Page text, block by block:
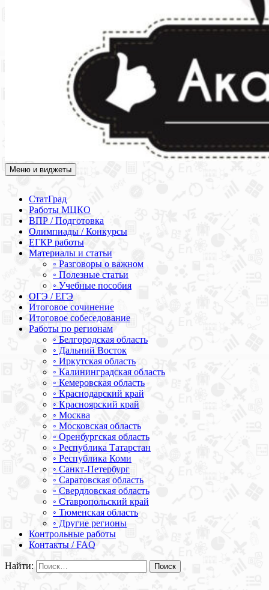
Академия СОВА
Подготовка к ЕГЭ, ОГЭ, ВПР, МЦКО, СтатГрад, КДР, ВОШ,
Меню и виджеты
СтатГрад
Работы МЦКО
ВПР / Подготовка
Олимпиады / Конкурсы
ЕГКР работы
Материалы и статьи
◦ Разговоры о важном
◦ Полезные статьи
◦ Учебные пособия
ОГЭ / ЕГЭ
Итоговое сочинение
Итоговое собеседование
Работы по регионам
◦ Белгородская область
◦ Дальний Восток
◦ Иркутская область
◦ Калининградская область
◦ Кемеровская область
◦ Краснодарский край
◦ Красноярский край
◦ Москва
◦ Московская область
◦ Оренбургская область
◦ Республика Татарстан
◦ Республика Коми
◦ Санкт-Петербург
◦ Саратовская область
◦ Свердловская область
◦ Ставропольский край
◦ Тюменская область
◦ Другие регионы
Контрольные работы
Контакты / FAQ
Найти: